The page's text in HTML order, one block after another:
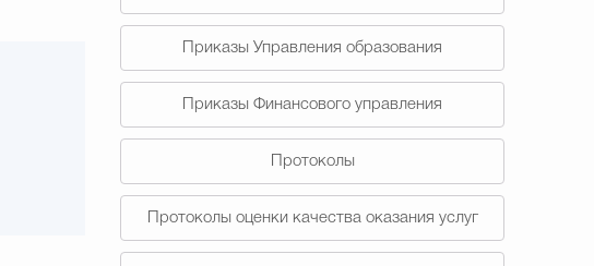
Приказы Управления образования
Приказы Финансового управления
Протоколы
Протоколы оценки качества оказания услуг